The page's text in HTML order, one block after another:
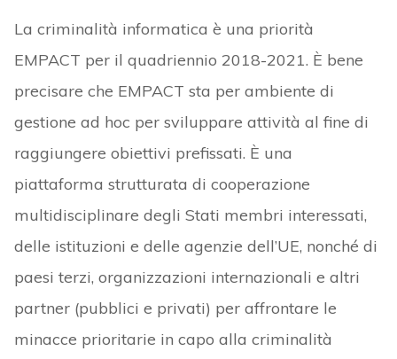
La criminalità informatica è una priorità
EMPACT per il quadriennio 2018-2021. È bene
precisare che EMPACT sta per ambiente di
gestione ad hoc per sviluppare attività al fine di
raggiungere obiettivi prefissati. È una
piattaforma strutturata di cooperazione
multidisciplinare degli Stati membri interessati,
delle istituzioni e delle agenzie dell’UE, nonché di
paesi terzi, organizzazioni internazionali e altri
partner (pubblici e privati) per affrontare le
minacce prioritarie in capo alla criminalità